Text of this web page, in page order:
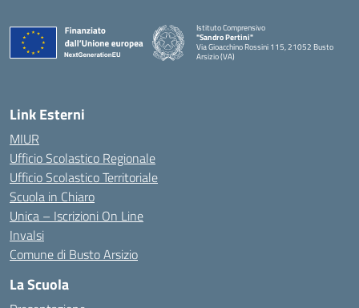
Istituto Comprensivo
"Sandro Pertini"
Via Gioacchino Rossini 115, 21052 Busto
Arsizio (VA)
Link Esterni
MIUR
Ufficio Scolastico Regionale
Ufficio Scolastico Territoriale
Scuola in Chiaro
Unica – Iscrizioni On Line
Invalsi
Comune di Busto Arsizio
La Scuola